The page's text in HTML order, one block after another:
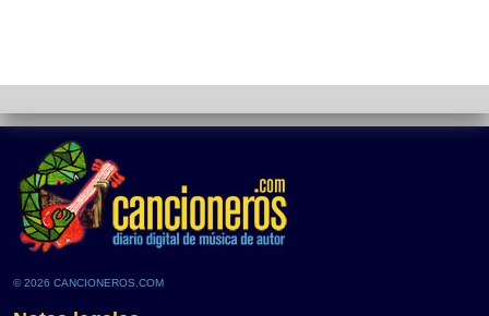
© 2026 CANCIONEROS.COM